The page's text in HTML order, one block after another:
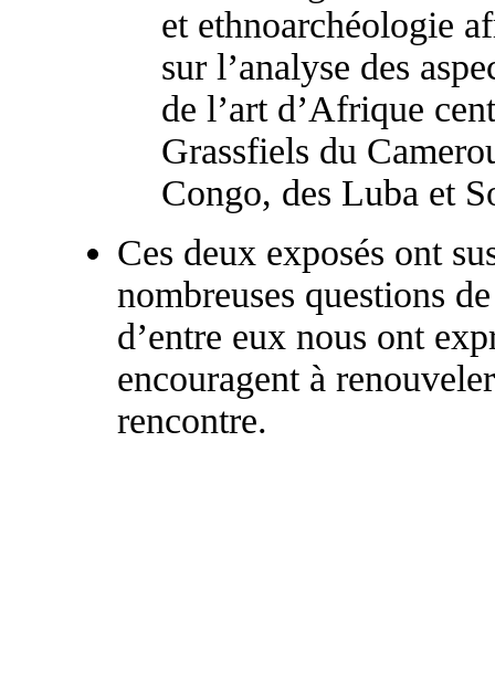
et ethnoarchéologie
sur l’analyse des
de l’art d’Afrique
Grassfiels du
Congo, des Luba et
Ces deux exposés ont
nombreuses questions
d’entre eux nous ont
encouragent à
rencontre.